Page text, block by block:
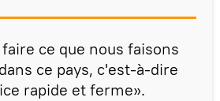
ce que nous faisons
ce pays, c'est-à-dire
rapide et ferme».